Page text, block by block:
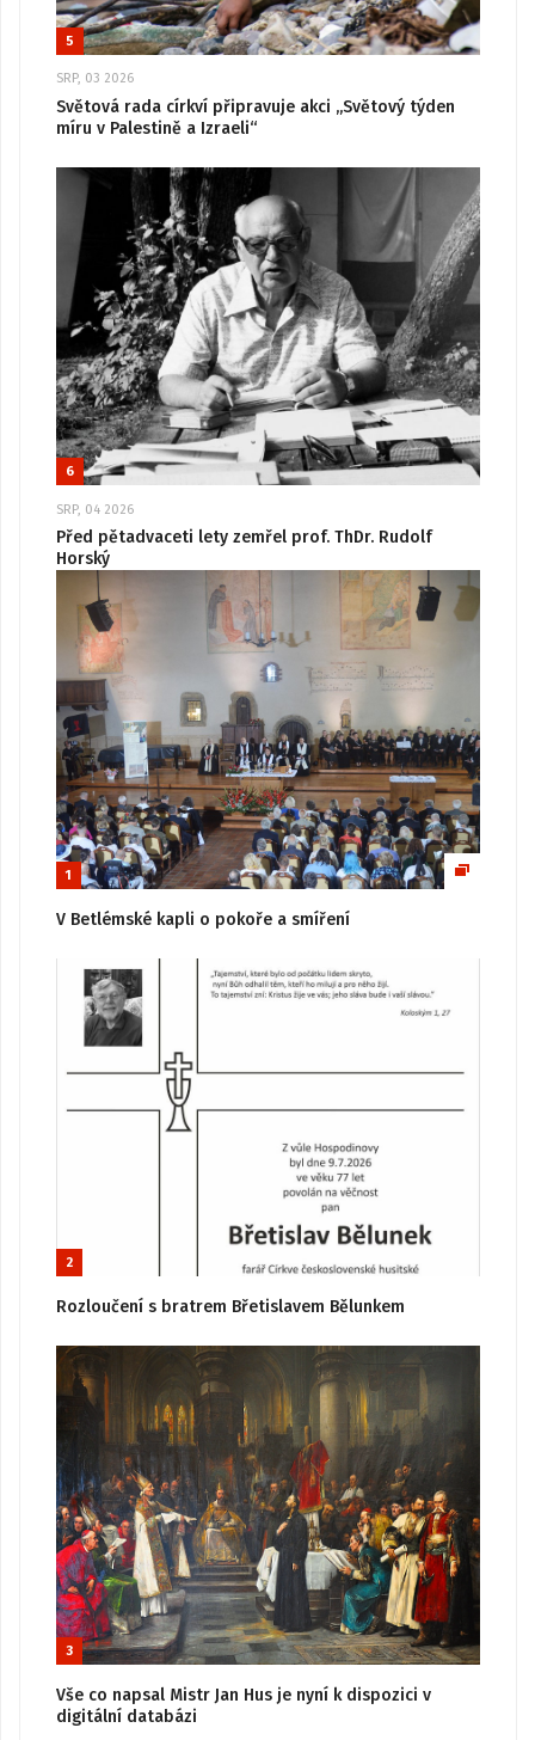
5
SRP, 03 2026
Světová rada církví připravuje akci „Světový týden
míru v Palestině a Izraeli“
6
SRP, 04 2026
Před pětadvaceti lety zemřel prof. ThDr. Rudolf
Horský
1
V Betlémské kapli o pokoře a smíření
2
Rozloučení s bratrem Břetislavem Bělunkem
3
Vše co napsal Mistr Jan Hus je nyní k dispozici v
digitální databázi